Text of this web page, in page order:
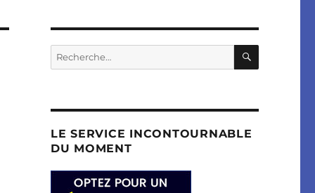
Recherche
pour :
LE SERVICE INCONTOURNABLE
DU MOMENT